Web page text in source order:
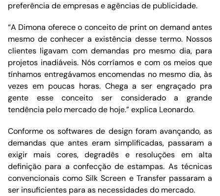
preferência de empresas e agências de publicidade.
“A Dimona oferece o conceito de print on demand antes
mesmo de conhecer a existência desse termo. Nossos
clientes ligavam com demandas pro mesmo dia, para
projetos inadiáveis. Nós corríamos e com os meios que
tínhamos entregávamos encomendas no mesmo dia, às
vezes em poucas horas. Chega a ser engraçado pra
gente esse conceito ser considerado a grande
tendência pelo mercado de hoje.” explica Leonardo.
Conforme os softwares de design foram avançando, as
demandas que antes eram simplificadas, passaram a
exigir mais cores, degradês e resoluções em alta
definição para a confecção de estampas. As técnicas
convencionais como Silk Screen e Transfer passaram a
ser insuficientes para as necessidades do mercado.